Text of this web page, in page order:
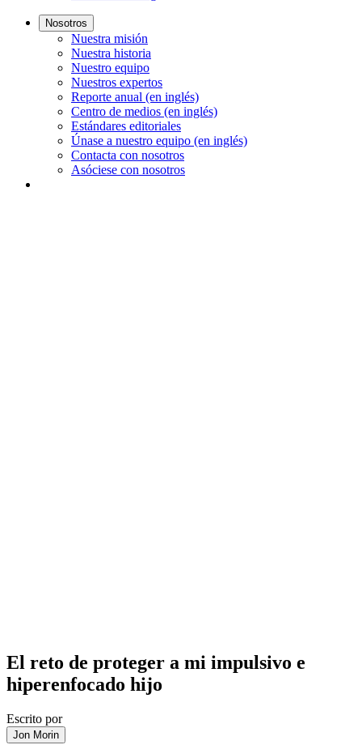
Nosotros
Nuestra misión
Nuestra historia
Nuestro equipo
Nuestros expertos
Reporte anual (en inglés)
Centro de medios (en inglés)
Estándares editoriales
Únase a nuestro equipo (en inglés)
Contacta con nosotros
Asóciese con nosotros
El reto de proteger a mi impulsivo e
hiperenfocado hijo
Escrito por
Jon Morin